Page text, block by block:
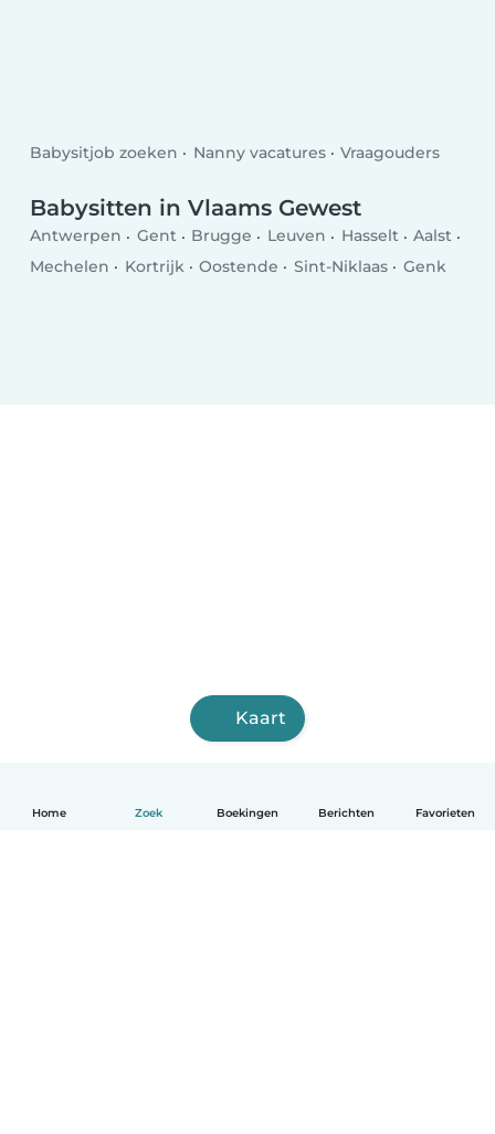
Home Zoek Boekingen Berichten Favorieten
Babysitjob zoeken Nanny vacatures Vraagouders
Babysitten in Vlaams Gewest
Antwerpen Gent Brugge Leuven Hasselt
Aalst
Mechelen
Kortrijk Oostende Sint-Niklaas Genk
Kaart